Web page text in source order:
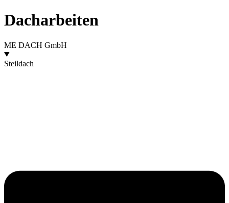
Dacharbeiten
ME DACH GmbH
Steildach